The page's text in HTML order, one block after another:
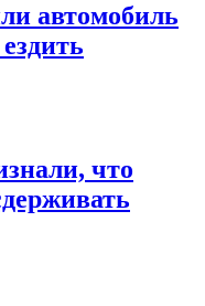
автомобиль
что